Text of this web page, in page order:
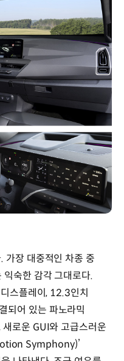
가장 대중적인 차종 중
숙한 감각 그대로다.
스플레이, 12.3인치
되어 있는 파노라믹
로운 GUI와 고급스러운
Symphony)’